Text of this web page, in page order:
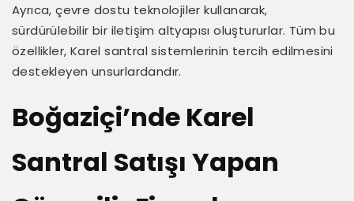
Ayrıca, çevre dostu teknolojiler kullanarak,
sürdürülebilir bir iletişim altyapısı oluştururlar. Tüm bu
özellikler, Karel santral sistemlerinin tercih edilmesini
destekleyen unsurlardandır.
Boğaziçi’nde Karel
Santral Satışı Yapan